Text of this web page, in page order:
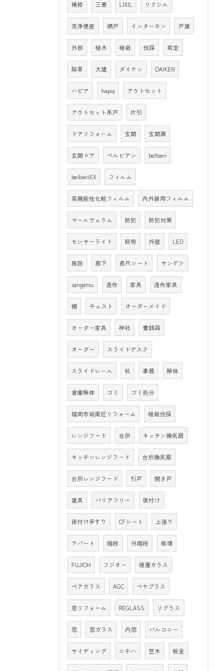
補修 三菱 LIXIL リクシル
洗浄便座 網戸 インターホン 戸建
外部 植木 植栽 伐採 剪定
除草 大建 ダイケン DAIKEN
ハピア hapia アウトセット
アウトセット吊戸 片引
ドアリフォーム 玄関 玄関扉
玄関ドア ベルビアン belbien
belbienEX フィルム
高機能性化粧フィルム 内外装用フィルム
マールヴェラム 防犯 防犯対策
センサーライト 照明 外壁 LED
施設 廊下 長尺シート サンゲツ
sangetsu 造作 家具 造作家具
棚 チェスト オーダーメイド
オーダー家具 神社 賽銭箱
オーダー スライドデスク
スライドレール 机 事務 解体
倉庫解体 ゴミ ゴミ処分
福岡市城南区リフォーム 植栽伐採
レンジフード 台所 キッチン換気扇
キッチンレンジフード 台所換気扇
台所レンジフード 引戸 開き戸
建具 バリアフリー 後付け
後付け手すり CFシート 上張り
アパート 階段 外階段 修理
FUJIOH フジオー 複層ガラス
ペアガラス AGC ペヤプラス
窓リフォーム REGLASS リグラス
窓 窓ガラス 内窓 バルコニー
サイディング ニチハ 笠木 板金